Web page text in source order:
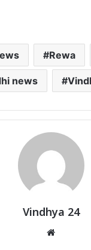
Rewa
news
Vindhya 24